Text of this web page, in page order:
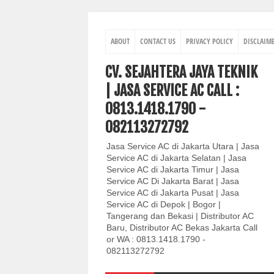
ABOUT CONTACT US PRIVACY POLICY
CV. SEJAHTERA JAYA TEKNIK
| JASA SERVICE AC CALL :
0813.1418.1790 -
082113272792
Jasa Service AC di Jakarta Utara | Jasa
Service AC di Jakarta Selatan | Jasa
Service AC di Jakarta Timur | Jasa
Service AC Di Jakarta Barat | Jasa
Service AC di Jakarta Pusat | Jasa
Service AC di Depok | Bogor |
Tangerang dan Bekasi | Distributor AC
Baru, Distributor AC Bekas Jakarta Call
or WA : 0813.1418.1790 -
082113272792